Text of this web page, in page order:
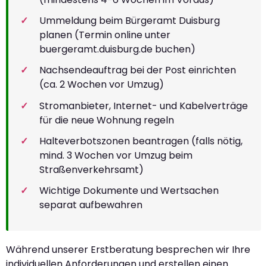
Ummeldung beim Bürgeramt Duisburg
planen (Termin online unter
buergeramt.duisburg.de buchen)
Nachsendeauftrag bei der Post einrichten
(ca. 2 Wochen vor Umzug)
Stromanbieter, Internet- und Kabelverträge
für die neue Wohnung regeln
Halteverbotszonen beantragen (falls nötig,
mind. 3 Wochen vor Umzug beim
Straßenverkehrsamt)
Wichtige Dokumente und Wertsachen
separat aufbewahren
Während unserer Erstberatung besprechen wir Ihre